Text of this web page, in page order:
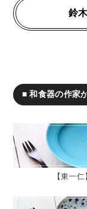
鈴
■ 和食器の作家
東一仁